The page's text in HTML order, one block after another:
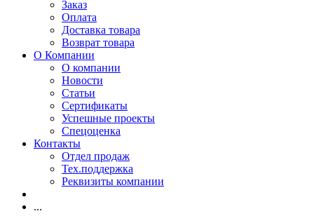
Заказ
Оплата
Доставка товара
Возврат товара
О Компании
О компании
Новости
Статьи
Сертификаты
Успешные проекты
Спецоценка
Контакты
Отдел продаж
Тех.поддержка
Реквизиты компании
...